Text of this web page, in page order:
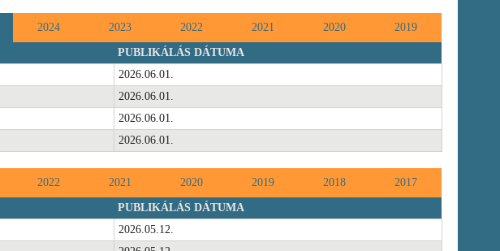
2024 2023 2022 2021 2020 2019
PUBLIKÁLÁS DÁTUMA
2026.06.01.
2026.06.01.
2026.06.01.
2026.06.01.
2022 2021 2020 2019 2018 2017
PUBLIKÁLÁS DÁTUMA
2026.05.12.